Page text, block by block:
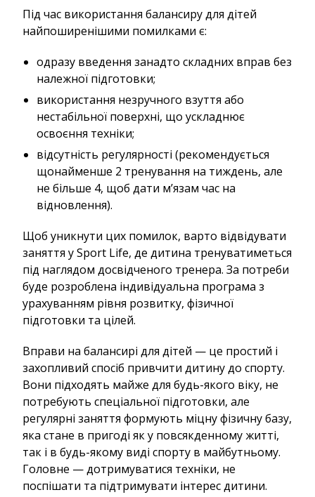
Під час використання балансиру для дітей
найпоширенішими помилками є:
одразу введення занадто складних вправ без
належної підготовки;
використання незручного взуття або
нестабільної поверхні, що ускладнює
освоєння техніки;
відсутність регулярності (рекомендується
щонайменше 2 тренування на тиждень, але
не більше 4, щоб дати м’язам час на
відновлення).
Щоб уникнути цих помилок, варто відвідувати
заняття у Sport Life, де дитина тренуватиметься
під наглядом досвідченого тренера. За потреби
буде розроблена індивідуальна програма з
урахуванням рівня розвитку, фізичної
підготовки та цілей.
Вправи на балансирі для дітей — це простий і
захопливий спосіб привчити дитину до спорту.
Вони підходять майже для будь-якого віку, не
потребують спеціальної підготовки, але
регулярні заняття формують міцну фізичну базу,
яка стане в пригоді як у повсякденному житті,
так і в будь-якому виді спорту в майбутньому.
Головне — дотримуватися техніки, не
поспішати та підтримувати інтерес дитини.